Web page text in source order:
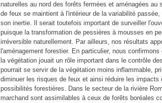
naturelles au nord des forêts fermées et aménagées
de feux se maintient à l'intérieur de la variabilité
son inertie. Il serait toutefois important de surveiller
puisque la transformation de pessières à mousses en
irréversible naturellement. Par ailleurs, nos résultats
l'aménagement forestier. En particulier, nous
la végétation jouait un rôle important dans le contrôle
pourrait se servir de la végétation moins inflammable,
diminuer les risques de feux et ainsi réduire les
possibilités forestières. Dans le secteur de la rivière
marchand sont assimilables à ceux de forêts boréales